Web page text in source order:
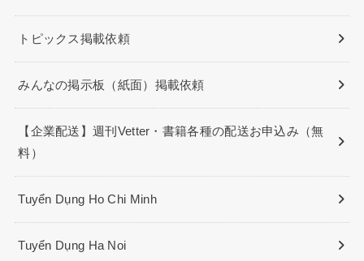
トピックス掲載依頼
みんなの掲示板（紙面）掲載依頼
【企業配送】週刊Vetter・書籍各種の配送お申込み（無
料）
Tuyển Dụng Ho Chi Minh
Tuyển Dụng Ha Noi